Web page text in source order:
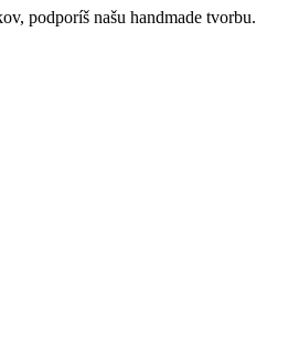
podporíš našu handmade tvorbu.